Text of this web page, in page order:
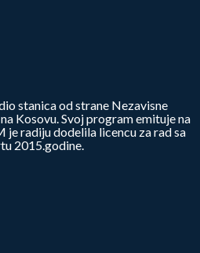
stanica od strane Nezavisne
Kosovu. Svoj program emituje na
radiju dodelila licencu za rad sa
2015.godine.